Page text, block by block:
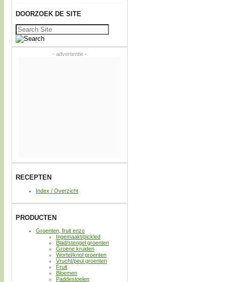
DOORZOEK DE SITE
Zoeken
naar:
- advertentie -
RECEPTEN
Index / Overzicht
PRODUCTEN
Groenten, fruit enzo
Ingemaakt/pickled
Blad/stengel groenten
Groene kruiden
Wortel/knol groenten
Vrucht/peul groenten
Fruit
Bloemen
Paddestoelen